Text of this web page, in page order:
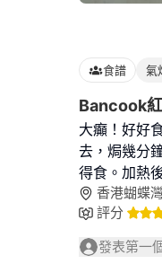
食譜 氣
Bancook
大癲！好好
去，焗幾分
得食。加熱
香港蝴蝶
評分
發表第一